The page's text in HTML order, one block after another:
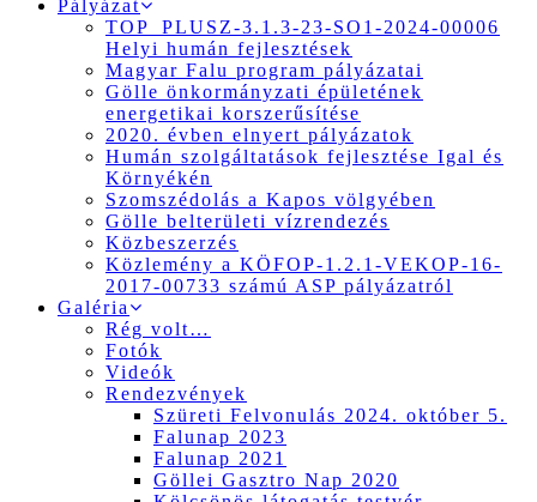
Pályázat
TOP_PLUSZ-3.1.3-23-SO1-2024-00006
Helyi humán fejlesztések
Magyar Falu program pályázatai
Gölle önkormányzati épületének
energetikai korszerűsítése
2020. évben elnyert pályázatok
Humán szolgáltatások fejlesztése Igal és
Környékén
Szomszédolás a Kapos völgyében
Gölle belterületi vízrendezés
Közbeszerzés
Közlemény a KÖFOP-1.2.1-VEKOP-16-
2017-00733 számú ASP pályázatról
Galéria
Rég volt…
Fotók
Videók
Rendezvények
Szüreti Felvonulás 2024. október 5.
Falunap 2023
Falunap 2021
Göllei Gasztro Nap 2020